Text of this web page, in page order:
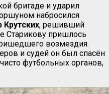
бригаде и ударил
набросился
Крутских, решивший
Старикову пришлось
возмездия.
и судей он был спасён
футбольных органов,